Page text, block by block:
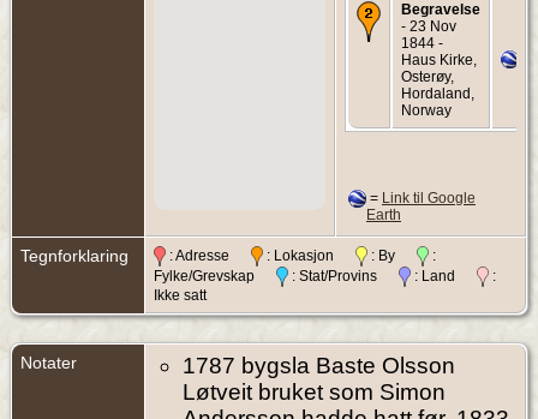
Begravelse
- 23 Nov
1844 -
Haus Kirke,
Osterøy,
Hordaland,
Norway
= Link til Google
Earth
Tegnforklaring : Adresse : Lokasjon : By
:
Fylke/Grevskap
: Stat/Provins : Land
:
Ikke satt
Notater
1787 bygsla Baste Olsson
Løtveit bruket som Simon